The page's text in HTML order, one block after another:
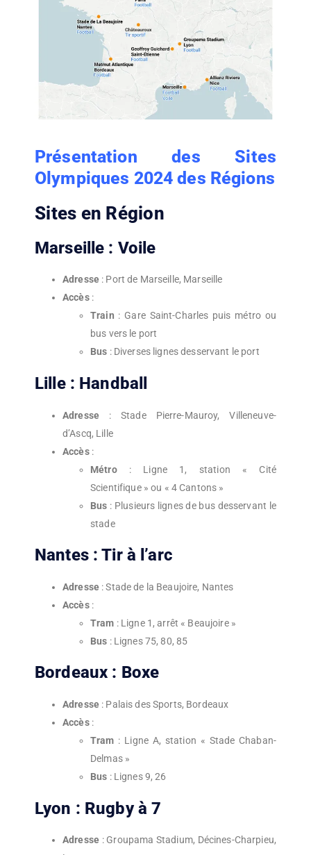
Présentation des Sites
Olympiques 2024 des Régions
Sites en Région
Marseille : Voile
Adresse : Port de Marseille, Marseille
Accès:
Train : Gare Saint-Charles puis métro ou
bus vers le port
Bus : Diverses lignes desservant le port
Lille : Handball
Adresse : Stade Pierre-Mauroy, Villeneuve-
d’Ascq, Lille
Accès:
Métro: Ligne 1, station « Cité
Scientifique » ou « 4 Cantons »
Bus : Plusieurs lignes de bus desservant le
stade
Nantes : Tir à l’arc
Adresse : Stade de la Beaujoire, Nantes
Accès:
Tram : Ligne 1, arrêt « Beaujoire »
Bus : Lignes 75, 80, 85
Bordeaux : Boxe
Adresse : Palais des Sports, Bordeaux
Accès:
Tram : Ligne A, station « Stade Chaban-
Delmas »
Bus : Lignes 9, 26
Lyon : Rugby à 7
Adresse : Groupama Stadium, Décines-Charpieu,